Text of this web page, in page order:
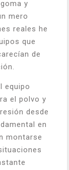
y
mero
reales he
que
de
equipo
el polvo y
desde
en
montarse